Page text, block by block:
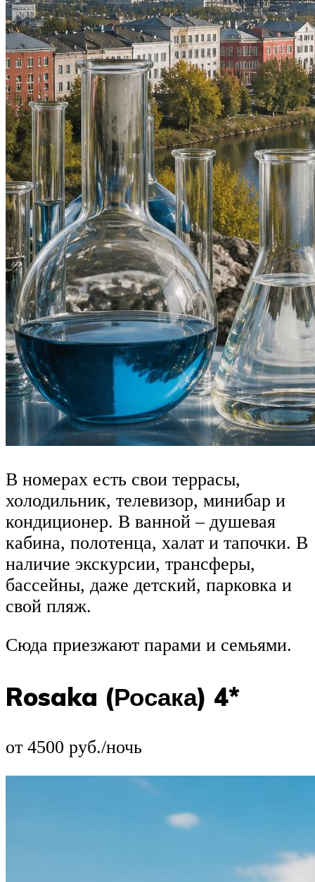
В номерах есть свои террасы,
холодильник, телевизор, минибар и
кондиционер. В ванной – душевая
кабина, полотенца, халат и тапочки. В
наличие экскурсии, трансферы,
бассейны, даже детский, парковка и
свой пляж.
Сюда приезжают парами и семьями.
Rosaka (Росака) 4*
от 4500 руб./ночь